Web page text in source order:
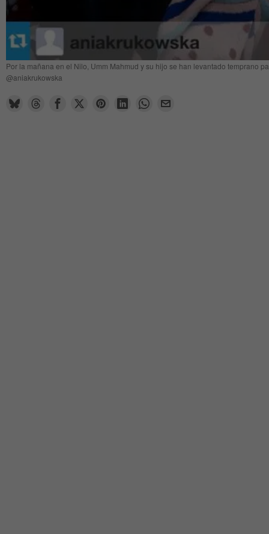
Por la mañana en el Nilo, Umm Mahmud y su hijo se han levantado temprano
@aniakrukowska